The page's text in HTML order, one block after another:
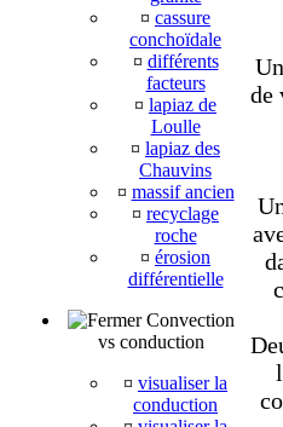
¤ cassure
conchoïdale
¤ différents
facteurs
¤ lapiaz de
Loulle
¤ lapiaz des
Chauvins
¤ massif ancien
¤ recyclage
roche
¤ érosion
différentielle
Convection
vs conduction
¤ visualiser la
conduction
de